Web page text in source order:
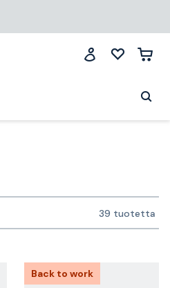
39 tuotetta
Back to work